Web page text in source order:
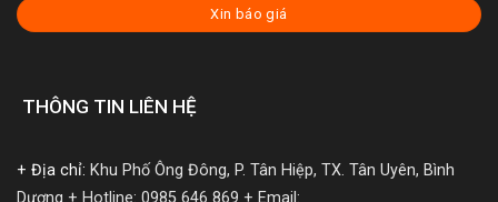
Xin báo giá
THÔNG TIN LIÊN HỆ
+ Địa chỉ: Khu Phố Ông Đông, P. Tân Hiệp, TX. Tân Uyên, Bình